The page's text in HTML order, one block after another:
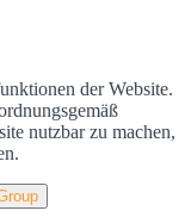
der Website.
nutzbar zu machen,